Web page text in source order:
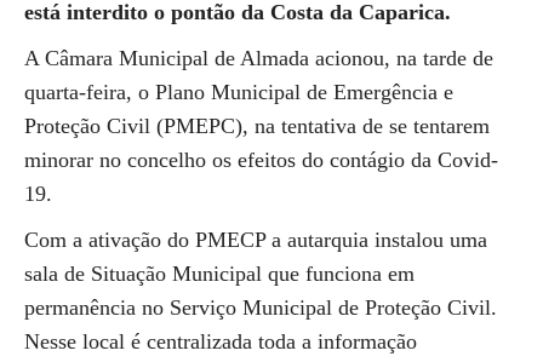
está interdito o pontão da Costa da Caparica.
A Câmara Municipal de Almada acionou, na tarde de
quarta-feira, o Plano Municipal de Emergência e
Proteção Civil (PMEPC), na tentativa de se tentarem
minorar no concelho os efeitos do contágio da Covid-
19.
Com a ativação do PMECP a autarquia instalou uma
sala de Situação Municipal que funciona em
permanência no Serviço Municipal de Proteção Civil.
Nesse local é centralizada toda a informação